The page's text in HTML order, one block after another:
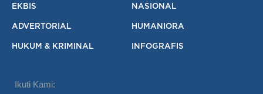
EKBIS NASIONAL
ADVERTORIAL HUMANIORA
HUKUM & KRIMINAL INFOGRAFIS
Ikuti Kami: